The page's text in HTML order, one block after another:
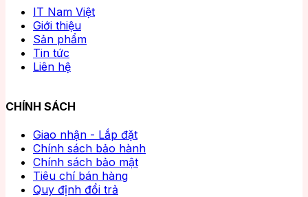
IT Nam Việt
Giới thiệu
Sản phẩm
Tin tức
Liên hệ
CHÍNH SÁCH
Giao nhận - Lắp đặt
Chính sách bảo hành
Chính sách bảo mật
Tiêu chí bán hàng
Quy định đổi trả